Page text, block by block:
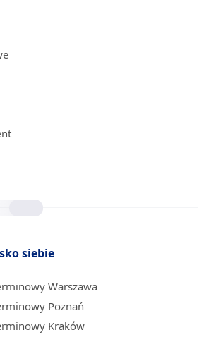
siebie
Warszawa
Poznań
Kraków